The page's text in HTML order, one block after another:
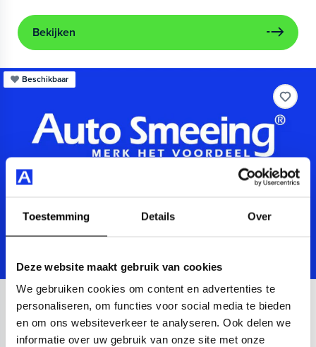
Toestemming Details Over
Deze website maakt gebruik van cookies
We gebruiken cookies om content en advertenties te
personaliseren, om functies voor social media te bieden
en om ons websiteverkeer te analyseren. Ook delen we
informatie over uw gebruik van onze site met onze
Bekijken
Beschikbaar
Audi A3
Sportback 40 TFSIe Advanced